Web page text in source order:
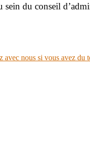
sein du conseil
avec nous si vous avez du